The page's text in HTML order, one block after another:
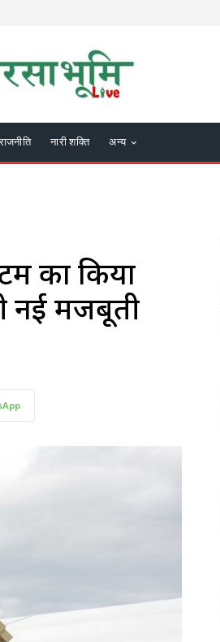
नारी शक्ति अन्य
का किया
नई मजबूती